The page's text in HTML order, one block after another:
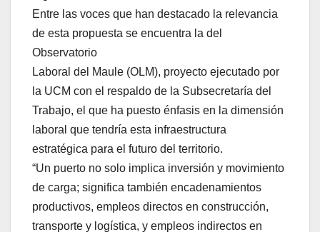
Entre las voces que han destacado la relevancia
de esta propuesta se encuentra la del
Observatorio
Laboral del Maule (OLM), proyecto ejecutado por
la UCM con el respaldo de la Subsecretaría del
Trabajo, el que ha puesto énfasis en la dimensión
laboral que tendría esta infraestructura
estratégica para el futuro del territorio.
“Un puerto no solo implica inversión y movimiento
de carga; significa también encadenamientos
productivos, empleos directos en construcción,
transporte y logística, y empleos indirectos en